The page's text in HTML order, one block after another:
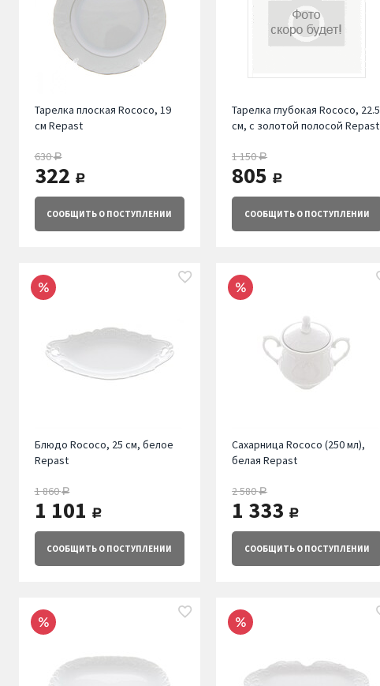
Тарелка плоская Rococo, 19
см Repast
630руб.
322 руб.
СООБЩИТЬ О ПОСТУПЛЕНИИ
Тарелка глубокая Rococo, 22.5
см, с золотой полосой Repast
1 150руб.
805 руб.
СООБЩИТЬО ПОСТУПЛЕНИИ
Блюдо Rococo, 25 см, белое
Repast
1 860руб.
1 101 руб.
СООБЩИТЬ О ПОСТУПЛЕНИИ
Сахарница Rococo (250 мл),
белая Repast
2 580руб.
1 333 руб.
СООБЩИТЬО ПОСТУПЛЕНИИ